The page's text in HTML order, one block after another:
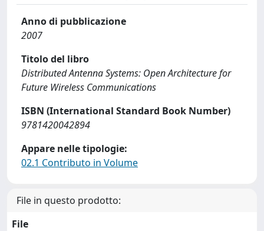
Anno di pubblicazione
2007
Titolo del libro
Distributed Antenna Systems: Open Architecture for
Future Wireless Communications
ISBN (International Standard Book Number)
9781420042894
Appare nelle tipologie:
02.1 Contributo in Volume
File in questo prodotto:
File